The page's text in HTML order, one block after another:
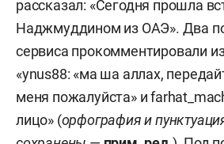
рассказал: «Сегодня прошла
Наджмуддином из ОАЭ». Два
сервиса прокомментировали
«ynus88: «ма ша аллах,
меня пожалуйста» и
лицо» (орфография и